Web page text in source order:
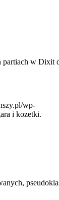
w Dixit
wp-
i kozetki.